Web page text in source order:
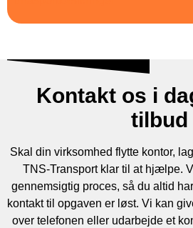
Kontakt os i
tilbud
Skal din virksomhed flytte kontor,
TNS-Transport klar til at hjælpe.
gennemsigtig proces, så du altid
kontakt til opgaven er løst. Vi kan
over telefonen eller udarbejde et